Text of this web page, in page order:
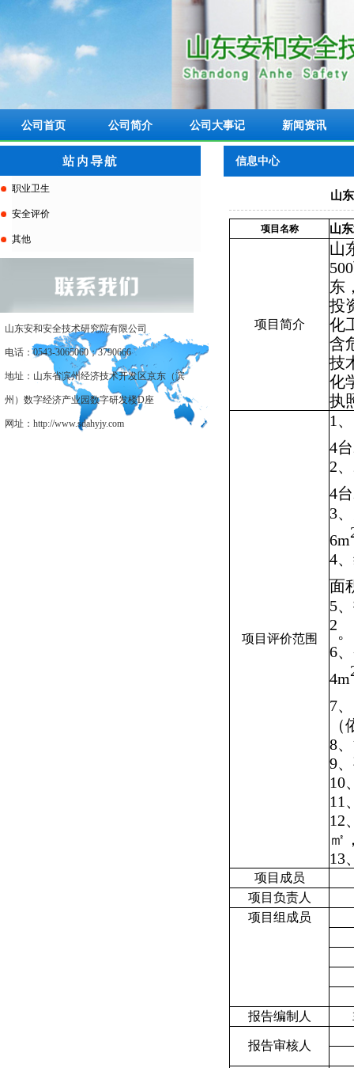
公司首页 公司简介 公司大事记 新闻资讯
职业卫生
安全评价
其他
山东安和安全技术研究院有限公司
电话：0543-3065060；3790666
地址：山东省滨州经济技术开发区京东（滨
州）数字经济产业园数字研发楼D座
网址：http://www.sdahyjy.com
信息中心
山
项目名称 山
项目简介
山
500
东
投
化
含
技
化
执
项目评价范围
1 、
4台
2、
4台
3
6m
4
面
5
2
6
4m
7
8
9
10
11
12
㎡
13
项目成员
项目负责人
项目组成员
报告编制人
报告审核人